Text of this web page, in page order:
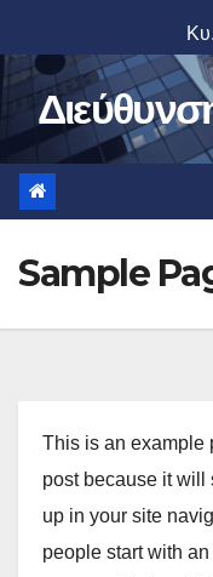
to
content
Sample
This is an example
post because it
up in your site
people start with